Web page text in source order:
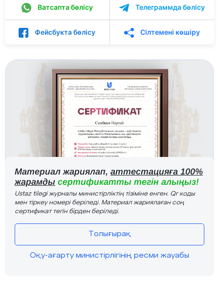
Ватсапта бөлісу Телеграммда бөлісу
Фейсбукта бөлісу Сілтемені көшіру
Материал жариялап, аттестацияға 100%
жарамды сертификатты тегін алыңыз!
Ustaz tilegi журналы министірліктің тізіміне енген. Qr коды
мен тіркеу номері беріледі. Материал жариялаған соң
сертификат тегін бірден беріледі.
Толығырақ
Оқу-ағарту министірлігінің ресми жауабы